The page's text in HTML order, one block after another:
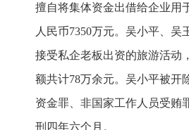
擅自将集体资金出借给企业用
人民币7350万元。吴小平、吴
接受私企老板出资的旅游活动
额共计78万余元。吴小平被开
资金罪、非国家工作人员受贿
刑四年六个月。